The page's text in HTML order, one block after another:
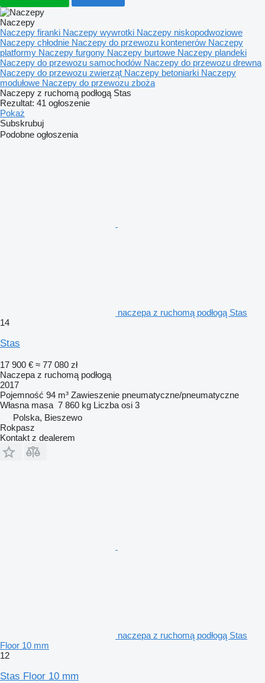
Naczepy
Naczepy firanki Naczepy wywrotki Naczepy niskopodwoziowe
Naczepy chłodnie Naczepy do przewozu kontenerów Naczepy
platformy Naczepy furgony Naczepy burtowe Naczepy plandeki
Naczepy do przewozu samochodów Naczepy do przewozu drewna
Naczepy do przewozu zwierząt Naczepy betoniarki Naczepy
modułowe Naczepy do przewozu zboża
Naczepy z ruchomą podłogą Stas
Rezultat: 41 ogłoszenie
Pokaż
Subskrubuj
Podobne ogłoszenia
naczepa z ruchomą podłogą Stas
14
Stas
17 900 € ≈ 77 080 zł
Naczepa z ruchomą podłogą
2017
Pojemność 94 m³ Zawieszenie pneumatyczne/pneumatyczne
Własna masa 7 860 kg Liczba osi 3
Polska, Bieszewo
Rokpasz
Kontakt z dealerem
naczepa z ruchomą podłogą Stas
Floor 10 mm
12
Stas Floor 10 mm